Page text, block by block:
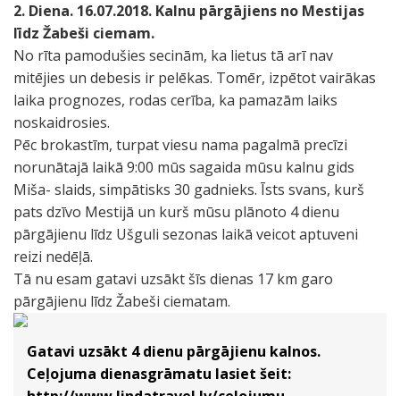
2. Diena. 16.07.2018. Kalnu pārgājiens no Mestijas
līdz Žabeši ciemam.
No rīta pamodušies secinām, ka lietus tā arī nav
mitējies un debesis ir pelēkas. Tomēr, izpētot vairākas
laika prognozes, rodas cerība, ka pamazām laiks
noskaidrosies.
Pēc brokastīm, turpat viesu nama pagalmā precīzi
norunātajā laikā 9:00 mūs sagaida mūsu kalnu gids
Miša- slaids, simpātisks 30 gadnieks. Īsts svans, kurš
pats dzīvo Mestijā un kurš mūsu plānoto 4 dienu
pārgājienu līdz Ušguli sezonas laikā veicot aptuveni
reizi nedēļā.
Tā nu esam gatavi uzsākt šīs dienas 17 km garo
pārgājienu līdz Žabeši ciematam.
Gatavi uzsākt 4 dienu pārgājienu kalnos.
Ceļojuma dienasgrāmatu lasiet šeit: